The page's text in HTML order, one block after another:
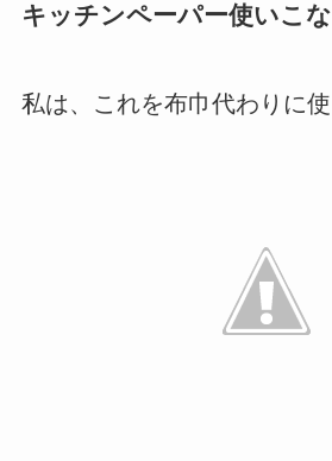
キッチンペーパー使いこ
私は、これを布巾代わりに使